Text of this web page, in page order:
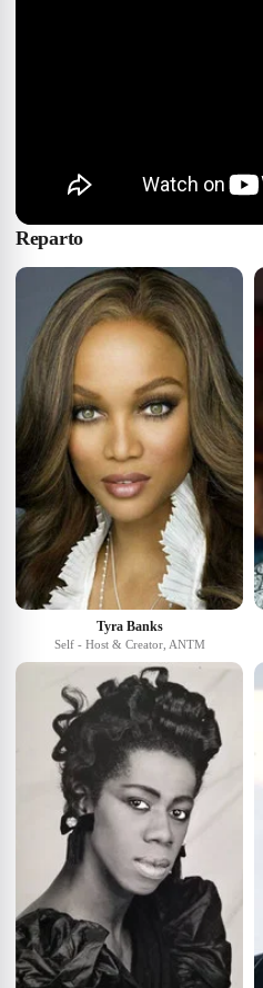
Reparto
Tyra Banks
Self - Host & Creator, ANTM